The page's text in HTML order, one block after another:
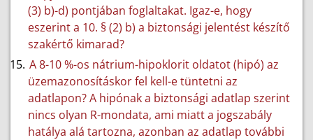
(3) b)-d) pontjában foglaltakat. Igaz-e, hogy
eszerint a 10. § (2) b) a biztonsági jelentést készítő
szakértő kimarad?
A 8-10 %-os nátrium-hipoklorit oldatot (hipó) az
üzemazonosításkor fel kell-e tüntetni az
adatlapon? A hipónak a biztonsági adatlap szerint
nincs olyan R-mondata, ami miatt a jogszabály
hatálya alá tartozna, azonban az adatlap további